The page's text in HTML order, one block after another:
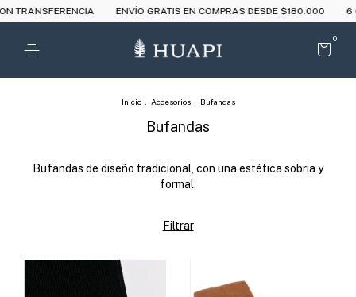
ENVÍO GRATIS EN COMPRAS DESDE $180.000 6
0
Inicio Accesorios Bufandas
Bufandas
Bufandas de diseño tradicional, con una estética sobria y
formal.
Filtrar